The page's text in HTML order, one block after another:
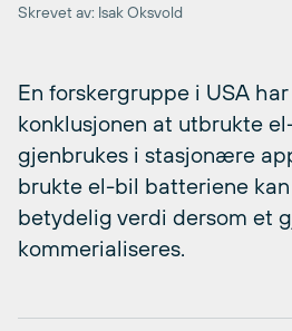
Skrevet av: Isak Oksvold
En forskergruppe i USA
konklusjonen at utbrukte
gjenbrukes i stasjonære
brukte el-bil batteriene
betydelig verdi dersom et
kommerialiseres.